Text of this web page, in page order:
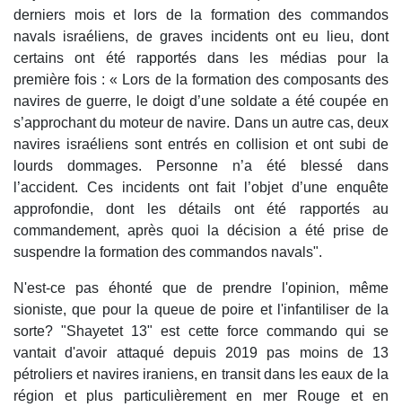
derniers mois et lors de la formation des commandos
navals israéliens, de graves incidents ont eu lieu, dont
certains ont été rapportés dans les médias pour la
première fois : « Lors de la formation des composants des
navires de guerre, le doigt d’une soldate a été coupée en
s’approchant du moteur de navire. Dans un autre cas, deux
navires israéliens sont entrés en collision et ont subi de
lourds dommages. Personne n’a été blessé dans
l’accident. Ces incidents ont fait l’objet d’une enquête
approfondie, dont les détails ont été rapportés au
commandement, après quoi la décision a été prise de
suspendre la formation des commandos navals".
N'est-ce pas éhonté que de prendre l'opinion, même
sioniste, que pour la queue de poire et l'infantiliser de la
sorte? "Shayetet 13" est cette force commando qui se
vantait d'avoir attaqué depuis 2019 pas moins de 13
pétroliers et navires iraniens, en transit dans les eaux de la
région et plus particulièrement en mer Rouge et en